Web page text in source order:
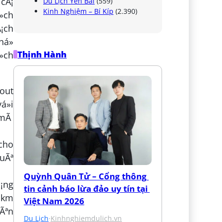
Kinh Nghiệm – Bí Kíp (2.390)
Thịnh Hành
Quỳnh Quân Tử – Cổng thông
tin cảnh báo lừa đảo uy tín tại
Việt Nam 2026
Du Lịch·Kinhnghiemdulich.vn